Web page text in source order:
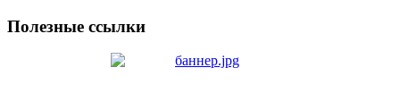
Полезные ссылки